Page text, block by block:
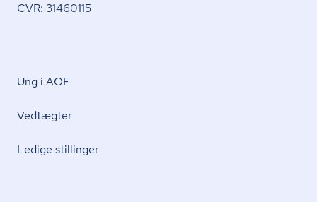
CVR: 31460115
Ung i AOF
Vedtægter
Ledige stillinger